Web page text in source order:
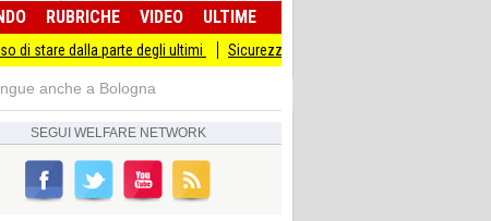
RUBRICHE VIDEO ULTIME
parte degli ultimi Sicurezza I Giovani Democratici ribattono ai Giovani di
anche a Bologna
SEGUI WELFARE NETWORK